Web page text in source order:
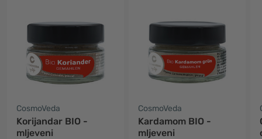
CosmoVeda
Korijandar BIO -
mljeveni
CosmoVeda
Kardamom BIO -
mljeveni